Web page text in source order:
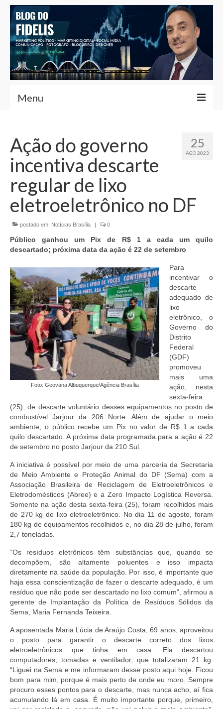
Menu
Fernando Fidelis
Café com Fidelis
Notícias Brasília
Contato
Currículo
25
AGO 2023
Ação do governo
incentiva descarte
regular de lixo
eletroeletrônico no DF
postado em: Notícias Brasília | 0
Público ganhou um Pix de R$ 1 a cada um quilo
descartado; próxima data da ação é 22 de setembro
Foto: Geovana Albuquerque/Agência Brasília
Para
incentivar o
descarte
adequado de
lixo
eletrônico, o
Governo do
Distrito
Federal
(GDF)
promoveu
mais uma
ação, nesta
sexta-feira
(25), de descarte voluntário desses equipamentos no posto de
combustível Jarjour da 206 Norte. Além de ajudar o meio
ambiente, o público recebe um Pix no valor de R$ 1 a cada
quilo descartado. A próxima data programada para a ação é 22
de setembro no posto Jarjour da 210 Sul.
A iniciativa é possível por meio de uma parceria da Secretaria
de Meio Ambiente e Proteção Animal do DF (Sema) com a
Associação Brasileira de Reciclagem de Eletroeletrônicos e
Eletrodomésticos (Abree) e a Zero Impacto Logística Reversa.
Somente na ação desta sexta-feira (25), foram recolhidos mais
de 270 kg de lixo eletroeletrônico. No dia 11 de agosto, foram
180 kg de equipamentos recolhidos e, no dia 28 de julho, foram
2,7 toneladas.
“Os resíduos eletrônicos têm substâncias que, quando se
decompõem, são altamente poluentes e isso impacta
diretamente na saúde da população. Por isso, é importante que
haja essa conscientização de fazer o descarte adequado, é um
resíduo que não pode ser descartado no lixo comum”, afirmou a
gerente de Implantação da Política de Resíduos Sólidos da
Sema, Maria Fernanda Teixeira.
A aposentada Maria Lúcia de Araújo Costa, 69 anos, aproveitou
o posto para garantir o descarte correto dos lixos
eletroeletrônicos que tinha em casa. Ela descartou
computadores, tomadas e ventilador, que totalizaram 21 kg.
“Liguei na Sema e me informaram desse posto aqui hoje. Ficou
bom para mim, porque é mais perto de onde eu moro. Sempre
procuro esses pontos para o descarte, mas nunca acho, aí fica
acumulando lá em casa. É muito importante porque, primeiro,